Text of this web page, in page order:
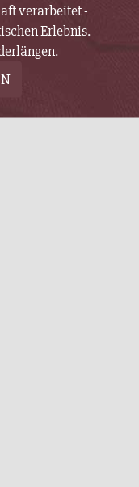
verarbeitet -
Erlebnis.